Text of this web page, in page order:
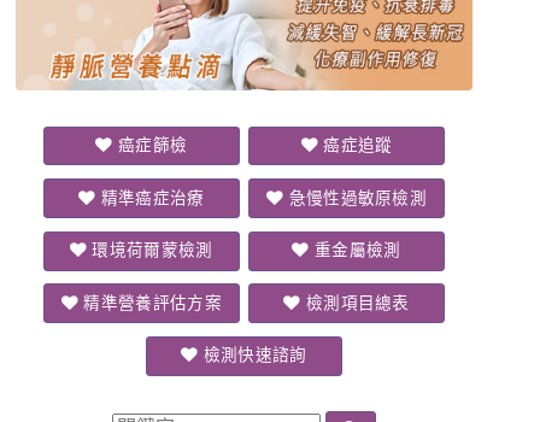
癌症篩檢 癌症追蹤
精準癌症治療 急慢性過敏原檢測
環境荷爾蒙檢測 重金屬檢測
精準營養評估方案 檢測項目總表
檢測快速諮詢